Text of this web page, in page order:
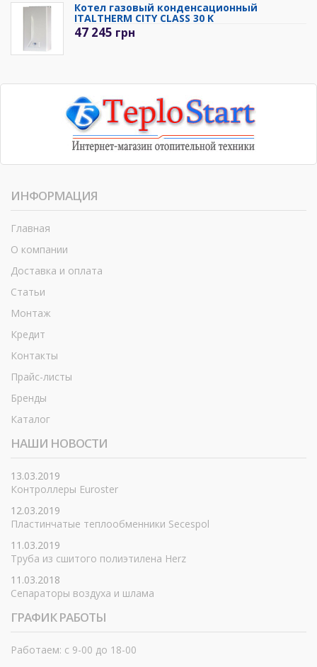
Котел газовый конденсационный
ITALTHERM CITY CLASS 30 K
47 245 грн
ИНФОРМАЦИЯ
Главная
О компании
Доставка и оплата
Статьи
Монтаж
Кредит
Контакты
Прайс-листы
Бренды
Каталог
НАШИ НОВОСТИ
13.03.2019
Контроллеры Euroster
12.03.2019
Пластинчатые теплообменники Secespol
11.03.2019
Труба из сшитого полиэтилена Herz
11.03.2018
Сепараторы воздуха и шлама
ГРАФИК РАБОТЫ
Работаем: с 9-00 до 18-00